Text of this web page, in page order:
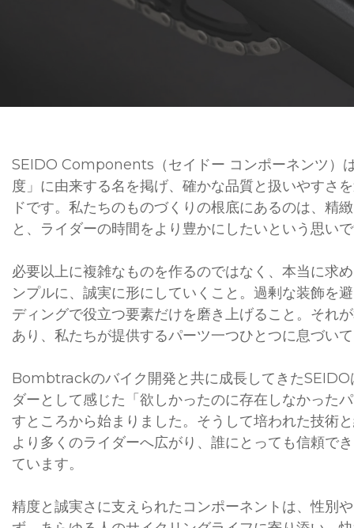
SEIDO Components（セイドー コンポーネンツ）
度」に由来する名を掲げ、確かな品質と扱いやすさ
ドです。私たちのものづくりの根底にあるのは、精
と、ライダーの時間をより豊かにしたいという思い
必要以上に複雑なものを作るのではなく、本当に求
ンプルに、誠実に形にしていくこと。過剰な装飾を
ディングで役立つ要素だけを磨き上げること。それ
あり、私たちが提供するパーツ一つひとつに息づい
Bombtrackのバイク開発と共に成長してきたSEIDO
ダーとして感じた「欲しかったのに存在しなかった
すところから始まりました。そうして培われた技術
より多くのライダーへ広がり、誰にとっても信頼で
ています。
精度と誠実さに支えられたコンポーネントは、性別